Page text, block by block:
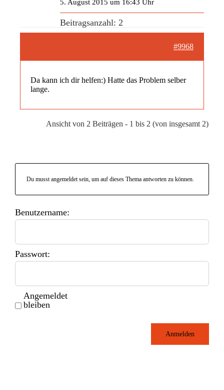
5. August 2015 um 16:43 Uhr
Beitragsanzahl: 2
#9968
Da kann ich dir helfen:) Hatte das Problem selber
lange.
Ansicht von 2 Beiträgen - 1 bis 2 (von insgesamt 2)
Du musst angemeldet sein, um auf dieses Thema antworten zu können.
Benutzername:
Passwort:
Angemeldet
bleiben
Anmelden